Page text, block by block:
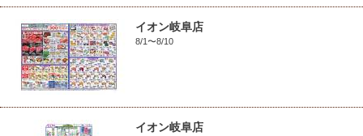
イオン岐阜店
8/1〜8/10
イオン岐阜店